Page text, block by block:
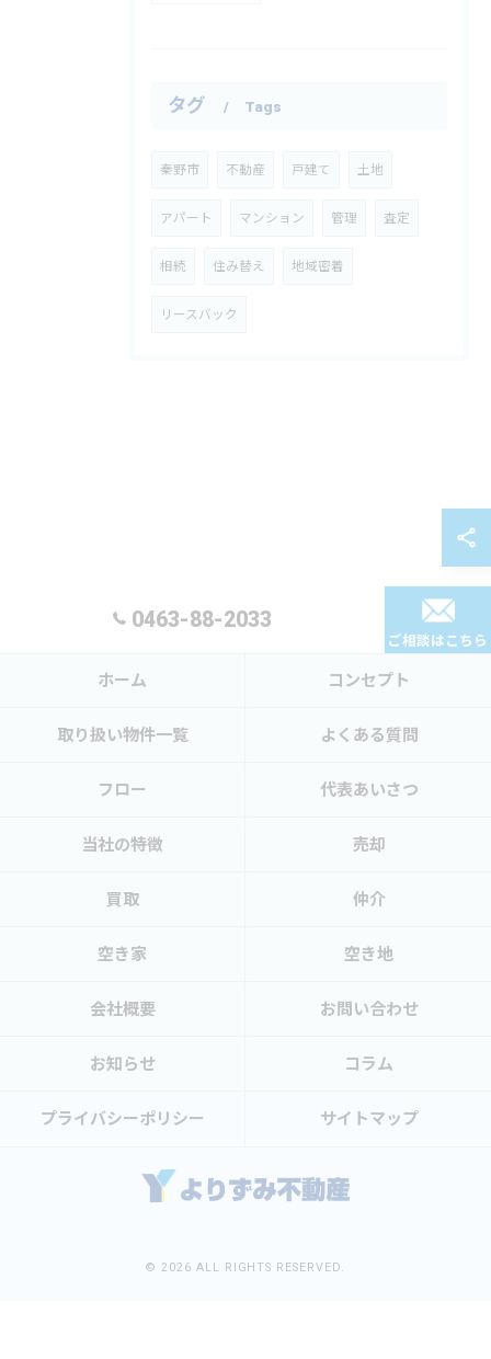
タグ Tags
秦野市 不動産 戸建て 土地
アパート マンション 管理 査定
相続 住み替え 地域密着
リースバック
0463-88-2033
ご相談はこちら
ホーム コンセプト
取り扱い物件一覧 よくある質問
フロー 代表あいさつ
当社の特徴 売却
買取 仲介
空き家 空き地
会社概要 お問い合わせ
お知らせ コラム
プライバシーポリシー サイトマップ
© 2026 ALL RIGHTS RESERVED.